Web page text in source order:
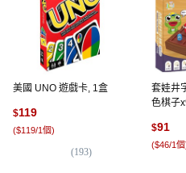
美國 UNO 遊戲卡, 1盒
$119
($119/1個)
(193)
套娃井
色棋子
$91
($46/1個